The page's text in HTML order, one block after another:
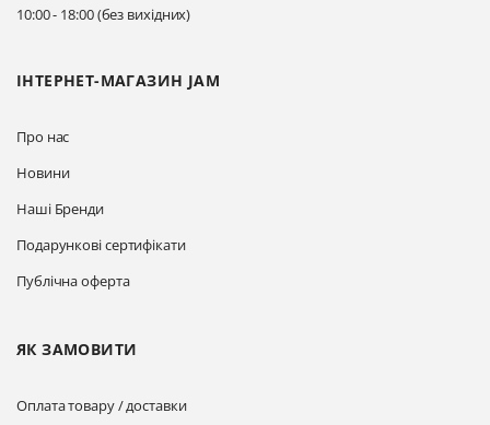
ІНТЕРНЕТ-МАГАЗИН JAM
Про нас
Новини
Наші Бренди
Подарункові сертифікати
Публічна оферта
ЯК ЗАМОВИТИ
Оплата товару / доставки
10:00 - 18:00 (без вихідних)